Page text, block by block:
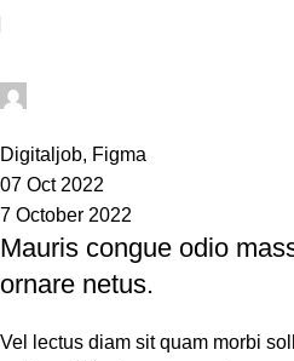
Digitaljob, Figma
07 Oct 2022
7 October 2022
Mauris congue odio
ornare netus.
Vel lectus diam sit quam morbi